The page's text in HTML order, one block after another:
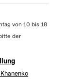
von 10 bis 18
der